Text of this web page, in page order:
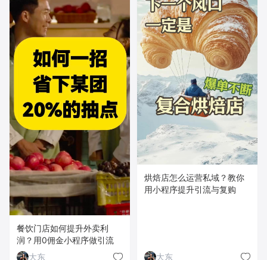
餐饮门店如何提升外卖利
润？用0佣金小程序做引流
大东
烘焙店怎么运营私域？教你
用小程序提升引流与复购
大东